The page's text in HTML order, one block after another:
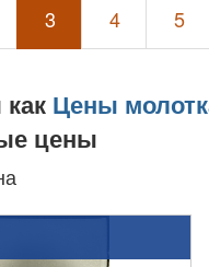
3 4 5
Цены
цены